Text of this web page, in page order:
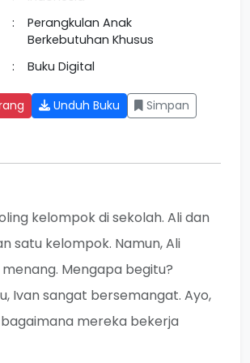
:
Perangkulan Anak
Berkebutuhan Khusus
: Buku Digital
Unduh Buku
Simpan
kelompok di sekolah. Ali dan
satu kelompok. Namun, Ali
Mengapa begitu?
Ivan sangat bersemangat. Ayo,
mereka bekerja